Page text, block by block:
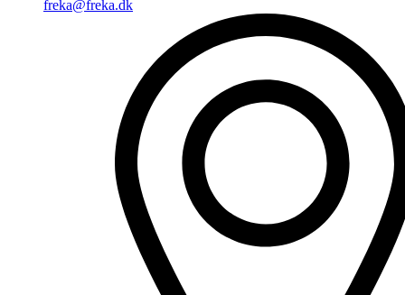
freka@freka.dk